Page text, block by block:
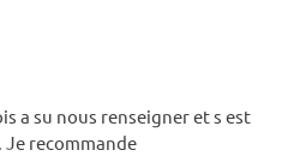
a su nous renseigner et s est
Je recommande